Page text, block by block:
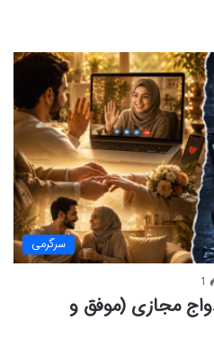
سرگرمی
1
مجازی (موفق و